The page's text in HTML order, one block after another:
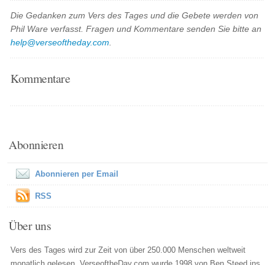
Die Gedanken zum Vers des Tages und die Gebete werden von
Phil Ware verfasst. Fragen und Kommentare senden Sie bitte an
help@verseoftheday.com
Kommentare
Abonnieren
Abonnieren per Email
RSS
Über uns
Vers des Tages wird zur Zeit von über 250.000 Menschen weltweit